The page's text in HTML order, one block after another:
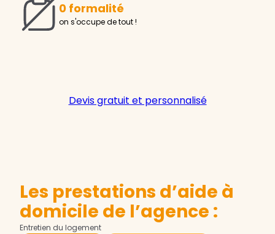
0 formalité
on s'occupe de tout !
Devis gratuit et personnalisé
Les prestations d’aide à
domicile de l’agence :
Entretien du logement